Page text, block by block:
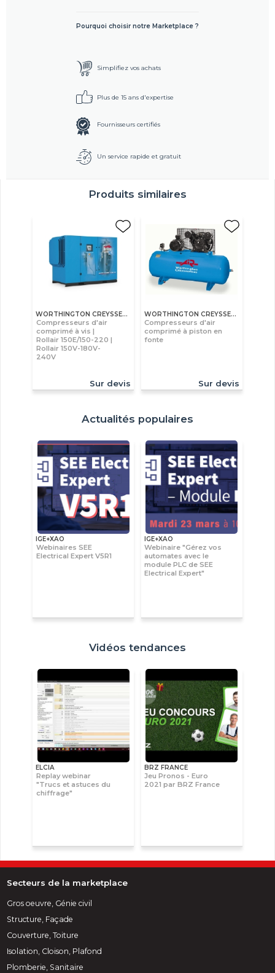
Pourquoi choisir notre Marketplace ?
Simplifiez vos achats
Plus de 15 ans d'expertise
Fournisseurs certifiés
Un service rapide et gratuit
Produits similaires
WORTHINGTON CREYSSENSAC
Compresseurs d'air
comprimé à vis |
Rollair 150E/150-220 |
Rollair 150V-180V-
240V
Sur devis
WORTHINGTON CREYSSENSAC
Compresseurs d'air
comprimé à piston en
fonte
Sur devis
Actualités populaires
IGE+XAO
Webinaires SEE
Electrical Expert V5R1
IGE+XAO
Webinaire "Gérez vos
automates avec le
module PLC de SEE
Electrical Expert"
Vidéos tendances
ELCIA
Replay webinar
"Trucs et astuces du
chiffrage"
BRZ FRANCE
Jeu Pronos - Euro
2021 par BRZ France
Secteurs de la marketplace
Gros oeuvre, Génie civil
Structure, Façade
Couverture, Toiture
Isolation, Cloison, Plafond
Plomberie, Sanitaire